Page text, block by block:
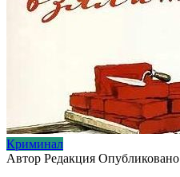
Криминал
Автор Редакция Опубликовано